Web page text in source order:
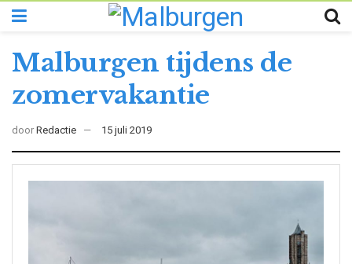
Malburgen tijdens de
zomervakantie
door Redactie 15 juli 2019